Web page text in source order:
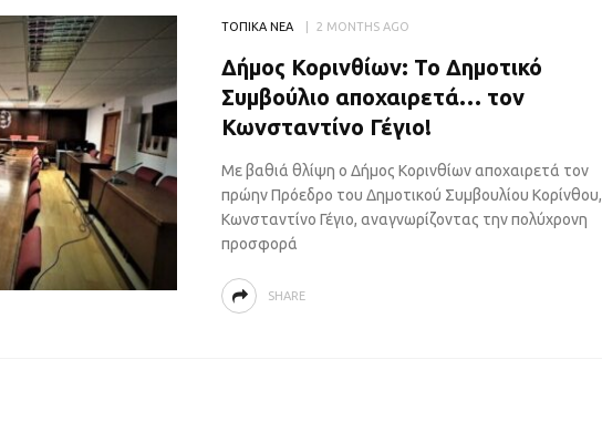
ΤΟΠΙΚΑ ΝΕΑ 2 MONTHS AGO
Δήμος Κορινθίων: Το Δημοτικό
Συμβούλιο αποχαιρετά… τον
Κωνσταντίνο Γέγιο!
Με βαθιά θλίψη ο Δήμος Κορινθίων αποχαιρετά τον
πρώην Πρόεδρο του Δημοτικού Συμβουλίου Κορίνθου,
Κωνσταντίνο Γέγιο, αναγνωρίζοντας την πολύχρονη
προσφορά
SHARE